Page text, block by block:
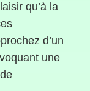
qu’à la
d’un
une